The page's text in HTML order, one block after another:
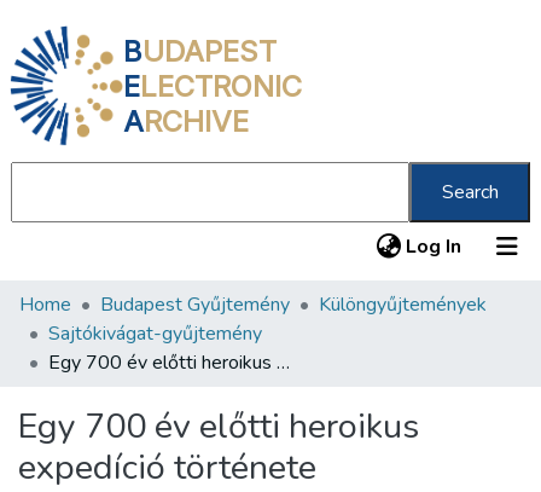
BUDAPEST
ELECTRONIC
ARCHIVE
Search
Log In (current)
Communities & Collections
All of DSpace
About us
Home Budapest Gyűjtemény
Különgyűjtemények
Sajtókivágat-gyűjtemény
Egy 700 év előtti heroikus expedíció története
Egy 700 év előtti heroikus
expedíció története